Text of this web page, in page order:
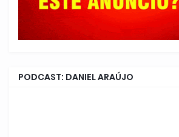
PODCAST: DANIEL ARAÚJO